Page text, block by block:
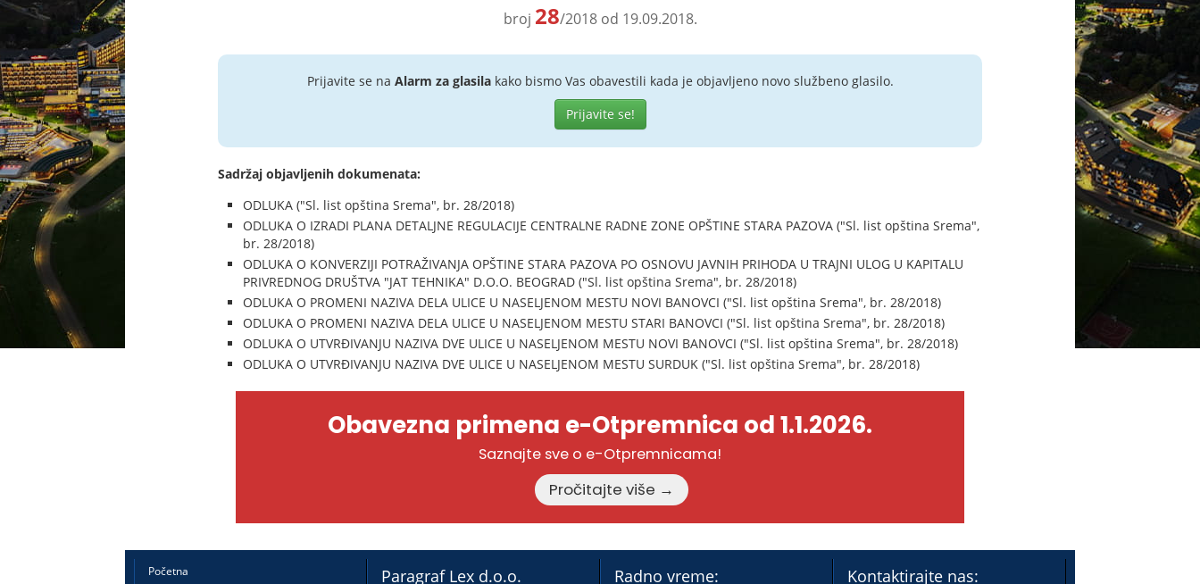
broj 28/2018 od 19.09.2018.
Prijavite se na Alarm za glasilakako bismo Vas obavestili kada je objavljeno novo službeno glasilo.
Prijavite se!
Sadržaj objavljenih dokumenata:
ODLUKA ("Sl. list opština Srema", br. 28/2018)
ODLUKA O IZRADI PLANA DETALJNE REGULACIJE CENTRALNE RADNE ZONE OPŠTINE STARA PAZOVA ("Sl. list opština Srema",
br. 28/2018)
ODLUKA O KONVERZIJI POTRAŽIVANJA OPŠTINE STARA PAZOVA PO OSNOVU JAVNIH PRIHODA U TRAJNI ULOG U KAPITALU
PRIVREDNOG DRUŠTVA "JAT TEHNIKA" D.O.O. BEOGRAD ("Sl. list opština Srema", br. 28/2018)
ODLUKA O PROMENI NAZIVA DELA ULICE U NASELJENOM MESTU NOVI BANOVCI ("Sl. list opština Srema", br. 28/2018)
ODLUKA O PROMENI NAZIVA DELA ULICE U NASELJENOM MESTU STARI BANOVCI ("Sl. list opština Srema", br. 28/2018)
ODLUKA O UTVRĐIVANJU NAZIVA DVE ULICE U NASELJENOM MESTU NOVI BANOVCI ("Sl. list opština Srema", br. 28/2018)
ODLUKA O UTVRĐIVANJU NAZIVA DVE ULICE U NASELJENOM MESTU SURDUK ("Sl. list opština Srema", br. 28/2018)
Obavezna primena e-Otpremnica od 1.1.2026.
Saznajte sve o e-Otpremnicama!
Pročitajte više →
Početna
Paragraf Lex d.o.o. Radno vreme: Kontaktirajte nas: